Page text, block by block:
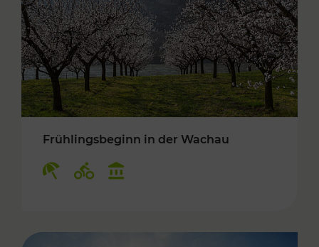
Frühlingsbeginn in der Wachau